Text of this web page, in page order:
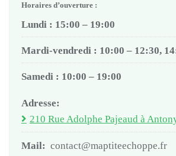
Horaires d’ouverture :
Lundi : 15:00 – 19:00
Mardi-vendredi : 10:00 – 12:30,
Samedi : 10:00 – 19:00
Adresse:
210 Rue Adolphe Pajeaud à
Mail: contact@maptiteechoppe.fr